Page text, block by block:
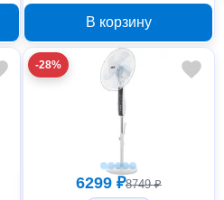
В корзину
-28%
6299 ₽8749 ₽